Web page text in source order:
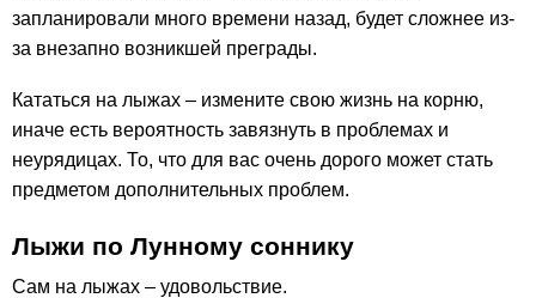
запланировали много времени назад, будет сложнее из-
за внезапно возникшей преграды.
Кататься на лыжах – измените свою жизнь на корню,
иначе есть вероятность завязнуть в проблемах и
неурядицах. То, что для вас очень дорого может стать
предметом дополнительных проблем.
Лыжи по Лунному соннику
Сам на лыжах – удовольствие.